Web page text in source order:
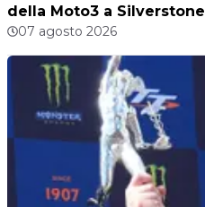
della Moto3 a Silverstone
07 agosto 2026